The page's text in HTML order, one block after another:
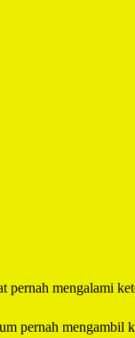
pernah mengalami
pernah